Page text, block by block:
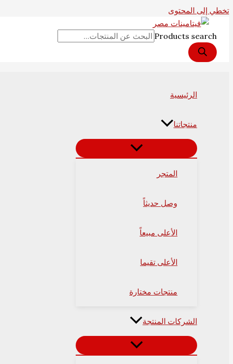
تخطي إلى المحتوى
Products search
الرئيسية
منتجاتنا
المتجر
وصل حديثاً
الأعلى مبيعاً
الأعلى تقيما
منتجات مختارة
الشركات المنتجة